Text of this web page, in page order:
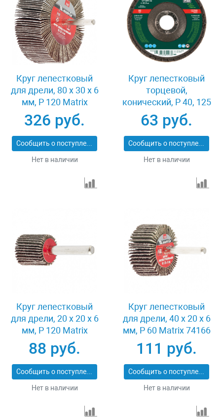
Круг лепестковый
для дрели, 80 х 30 х 6
мм, P 120 Matrix
74146
326 руб.
Сообщить о поступлении
Нет в наличии
Круг лепестковый
торцевой,
конический, Р 40, 125
х 22.2 мм Сибртех
74083
63 руб.
Сообщить о поступлении
Нет в наличии
Круг лепестковый
для дрели, 20 х 20 х 6
мм, P 120 Matrix
74104
88 руб.
Сообщить о поступлении
Нет в наличии
Круг лепестковый
для дрели, 40 х 20 х 6
мм, P 60 Matrix 74166
111 руб.
Сообщить о поступлении
Нет в наличии